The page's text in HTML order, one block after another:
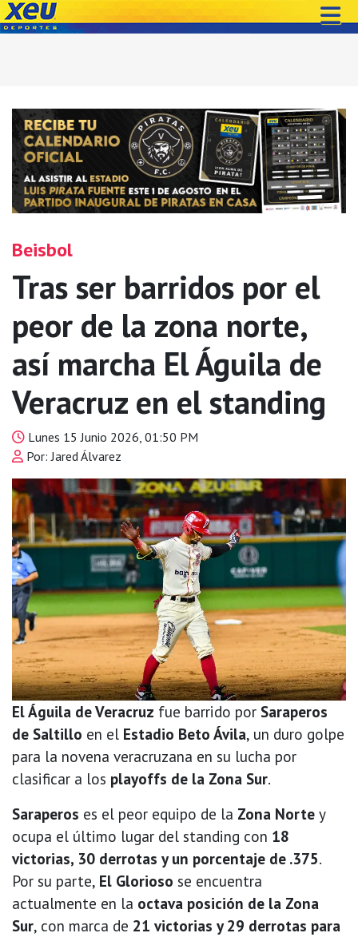
Beisbol
Tras ser barridos por el
peor de la zona norte,
así marcha El Águila de
Veracruz en el standing
Lunes 15 Junio 2026, 01:50 PM
Por: Jared Álvarez
El Águila de Veracruz fue barrido por Saraperos
de Saltillo en el Estadio Beto Ávila, un duro golpe
para la novena veracruzana en su lucha por
clasificar a los playoffs de la Zona Sur.
Saraperos es el peor equipo de la Zona Norte y
ocupa el último lugar del standing con 18
victorias, 30 derrotas y un porcentaje de .375.
Por su parte, El Glorioso se encuentra
actualmente en la octava posición de la Zona
Sur, con marca de 21 victorias y 29 derrotas para